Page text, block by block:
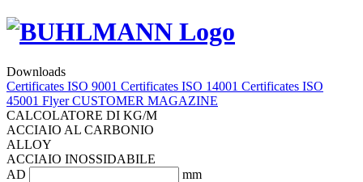
Downloads
Certificates ISO 9001 Certificates ISO 14001 Certificates ISO
45001 FlyerCUSTOMER MAGAZINE
CALCOLATORE DI KG/M
ACCIAIO AL CARBONIO
ALLOY
ACCIAIO INOSSIDABILE
AD
mm